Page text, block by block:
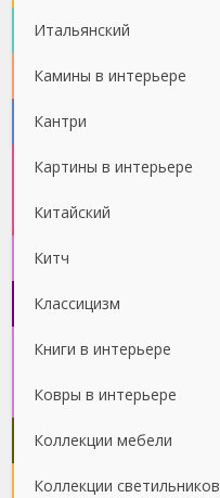
Итальянский
Камины в интерьере
Кантри
Картины в интерьере
Китайский
Китч
Классицизм
Книги в интерьере
Ковры в интерьере
Коллекции мебели
Коллекции светильников